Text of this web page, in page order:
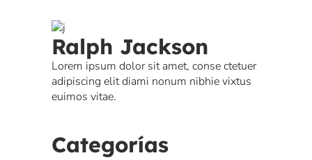
Ralph Jackson
Lorem ipsum dolor sit amet, conse ctetuer
adipiscing elit diami nonum nibhie vixtus
euimos vitae.
Categorías